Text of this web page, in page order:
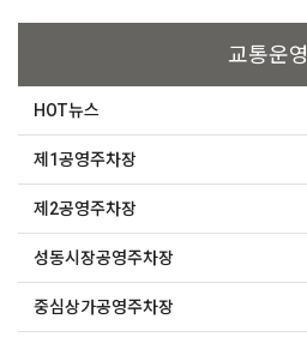
교통운영
HOT뉴스
제1공영주차장
제2공영주차장
성동시장공영주차장
중심상가공영주차장